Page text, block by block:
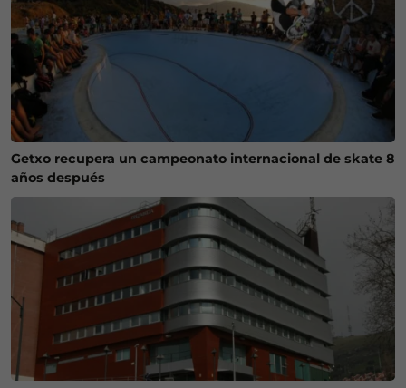
Getxo recupera un campeonato internacional de skate 8
años después